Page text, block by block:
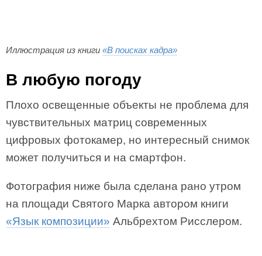
Иллюстрация из книги «В поисках кадра»
В любую погоду
Плохо освещенные объекты не проблема для
чувствительных матриц современных
цифровых фотокамер, но интересный снимок
может получиться и на смартфон.
Фотография ниже была сделана рано утром
на площади Святого Марка автором книги
«Язык композиции» Альбрехтом Рисслером.